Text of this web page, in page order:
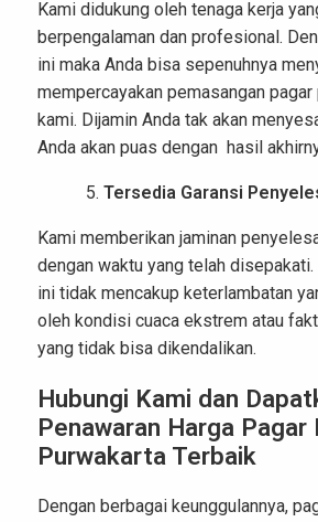
Kami didukung oleh tenaga kerja
berpengalaman dan profesional.
ini maka Anda bisa sepenuhnya
mempercayakan pemasangan
kami. Dijamin Anda tak akan
Anda akan puas dengan hasil
Tersedia Garansi
Kami memberikan jaminan
dengan waktu yang telah disepakati.
ini tidak mencakup keterlambatan
oleh kondisi cuaca ekstrem atau
yang tidak bisa dikendalikan.
Hubungi Kami dan
Penawaran Harga Pagar
Purwakarta Terbaik
Dengan berbagai keunggulannya,